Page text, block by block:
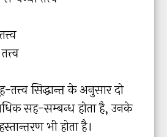
सिद्धान्त के अनुसार दो
सह-सम्बन्ध होता है, उनके
भी होता है।